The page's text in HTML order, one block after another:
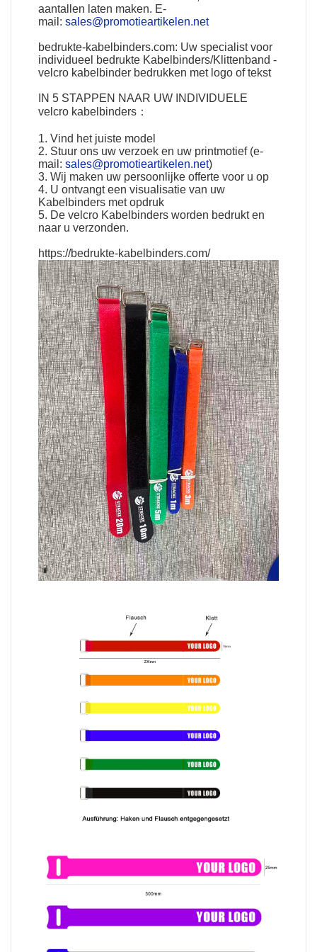
aantallen laten maken. E-
mail:sales@promotieartikelen.net
bedrukte-kabelbinders.com: Uw specialist voor
individueel bedrukte Kabelbinders/Klittenband -
velcro kabelbinder bedrukken met logo of tekst
IN 5 STAPPEN NAAR UW INDIVIDUELE
velcro kabelbinders ：
1. Vind het juiste model
2. Stuur ons uw verzoek en uw printmotief (e-
mail:sales@promotieartikelen.net)
3. Wij maken uw persoonlijke offerte voor u op
4. U ontvangt een visualisatie van uw
Kabelbinders met opdruk
5. De velcro Kabelbinders worden bedrukt en
naar u verzonden.
https://bedrukte-kabelbinders.com/